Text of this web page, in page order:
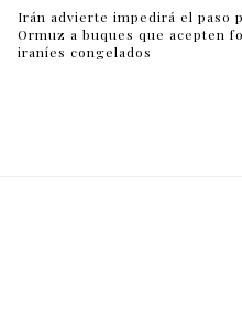
Irán advierte impedirá el paso
Ormuz a buques que acepten
iraníes congelados